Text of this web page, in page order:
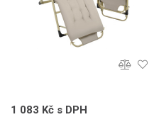
1 083 Kč s DPH